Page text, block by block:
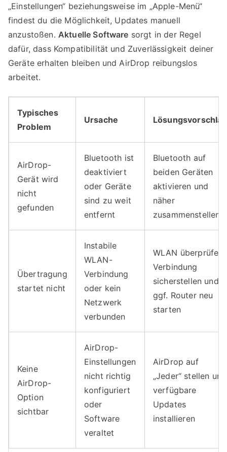
„Einstellungen“ beziehungsweise im „Apple-Menü“
findest du die Möglichkeit, Updates manuell
anzustoßen. Aktuelle Software sorgt in der Regel
dafür, dass Kompatibilität und Zuverlässigkeit deiner
Geräte erhalten bleiben und AirDrop reibungslos
arbeitet.
Typisches
Problem
Ursache Lösungsvorschlag
AirDrop-
Gerät wird
nicht
gefunden
Bluetooth ist
deaktiviert
oder Geräte
sind zu weit
entfernt
Bluetooth auf
beiden Geräten
aktivieren und
näher
zusammenstellen
Übertragung
startet nicht
Instabile
WLAN-
Verbindung
oder kein
Netzwerk
verbunden
WLAN überprüfen,
Verbindung
sicherstellen und
ggf. Router neu
starten
Keine
AirDrop-
Option
sichtbar
AirDrop-
Einstellungen
nicht richtig
konfiguriert
oder
Software
veraltet
AirDrop auf
„Jeder“ stellen und
verfügbare
Updates
installieren